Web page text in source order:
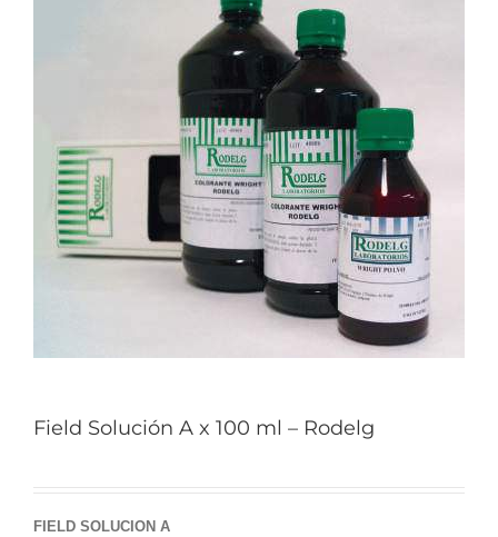
Field Solución A x 100 ml – Rodelg
FIELD SOLUCION A